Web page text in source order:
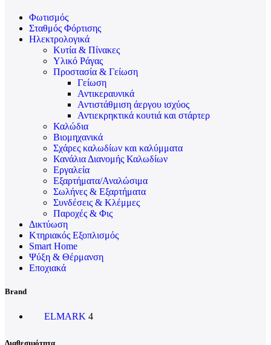
Φωτισμός
Σταθμός Φόρτισης
Ηλεκτρολογικά
Κυτία & Πίνακες
Υλικό Ράγας
Προστασία & Γείωση
Γείωση
Αντικεραυνικά
Αντιστάθμιση άεργου ισχύος
Αντιεκρηκτικά κουτιά και στάρτερ
Καλώδια
Βιομηχανικά
Σχάρες καλωδίων και καλύμματα
Κανάλια Διανομής Καλωδίων
Εργαλεία
Εξαρτήματα/Αναλώσιμα
Σωλήνες & Εξαρτήματα
Συνδέσεις & Κλέμμες
Παροχές & Φις
Δικτύωση
Κτηριακός Εξοπλισμός
Smart Home
Ψύξη & Θέρμανση
Εποχιακά
Brand
ELMARK 4
Διαθεσιμότητα